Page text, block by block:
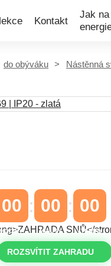
Kontakt
Jak
do obýváku Nástěnná
00
HODINY
00
MINUTY
00
VTEŘINY
ROZSVÍTIT ZAHRADU